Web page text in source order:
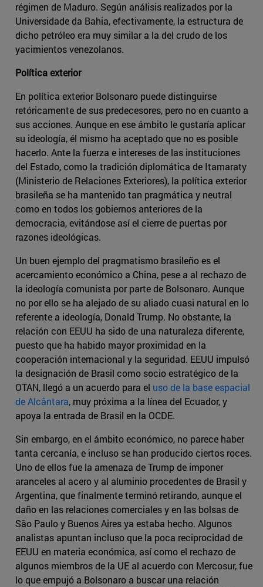
régimen de Maduro. Según análisis realizados por la
Universidade da Bahia, efectivamente, la estructura de
dicho petróleo era muy similar a la del crudo de los
yacimientos venezolanos.
Política exterior
En política exterior Bolsonaro puede distinguirse
retóricamente de sus predecesores, pero no en cuanto a
sus acciones. Aunque en ese ámbito le gustaría aplicar
su ideología, él mismo ha aceptado que no es posible
hacerlo. Ante la fuerza e intereses de las instituciones
del Estado, como la tradición diplomática de Itamaraty
(Ministerio de Relaciones Exteriores), la política exterior
brasileña se ha mantenido tan pragmática y neutral
como en todos los gobiernos anteriores de la
democracia, evitándose así el cierre de puertas por
razones ideológicas.
Un buen ejemplo del pragmatismo brasileño es el
acercamiento económico a China, pese a al rechazo de
la ideología comunista por parte de Bolsonaro. Aunque
no por ello se ha alejado de su aliado cuasi natural en lo
referente a ideología, Donald Trump. No obstante, la
relación con EEUU ha sido de una naturaleza diferente,
puesto que ha habido mayor proximidad en la
cooperación internacional y la seguridad. EEUU impulsó
la designación de Brasil como socio estratégico de la
OTAN, llegó a un acuerdo para el uso de la base espacial
de Alcântara, muy próxima a la línea del Ecuador, y
apoya la entrada de Brasil en la OCDE.
Sin embargo, en el ámbito económico, no parece haber
tanta cercanía, e incluso se han producido ciertos roces.
Uno de ellos fue la amenaza de Trump de imponer
aranceles al acero y al aluminio procedentes de Brasil y
Argentina, que finalmente terminó retirando, aunque el
daño en las relaciones comerciales y en las bolsas de
São Paulo y Buenos Aires ya estaba hecho. Algunos
analistas apuntan incluso que la poca reciprocidad de
EEUU en materia económica, así como el rechazo de
algunos miembros de la UE al acuerdo con Mercosur, fue
lo que empujó a Bolsonaro a buscar una relación